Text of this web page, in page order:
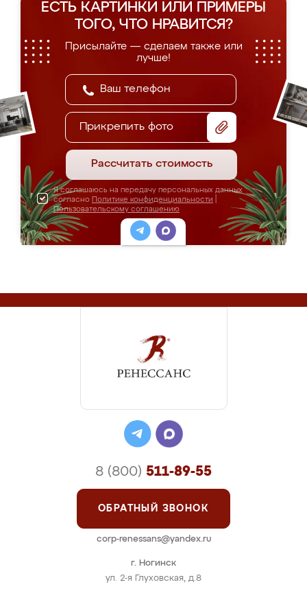
ЕСТЬ КАРТИНКИ ИЛИ ПРИМЕРЫ
ТОГО, ЧТО НРАВИТСЯ?
Присылайте — сделаем также или
лучше!
Прикрепить фото
Рассчитать стоимость
Я соглашаюсь на передачу персональных данных
согласно Политике конфиденциальности
Пользовательскому соглашению
г. Ногинск
ул. 2-я Глуховская, д.8
8 (800) 511-89-55
ОБРАТНЫЙ ЗВОНОК
corp-renessans@yandex.ru